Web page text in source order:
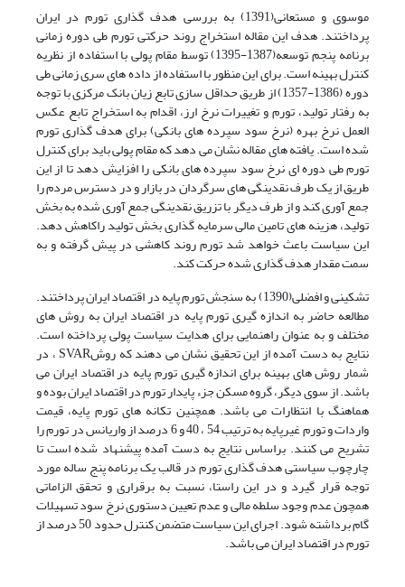
موسوی و مستعانی(1391) به بررسی هدف گذاری تورم در ایران
پرداختند. هدف این مقاله استخراج روند حرکتی تورم طی دوره زمانی
برنامه پنجم توسعه(1387-1395) توسط مقام پولی با استفاده از نظریه
کنترل بهینه است. برای این منظور با استفاده از داده های سری زمانی طی
دوره (1386-1357) از طریق حداقل سازی تابع زیان بانک مرکزی با توجه
به رفتار تولید، تورم و تغییرات نرخ ارز، اقدام به استخراج تابع عکس
العمل نرخ بهره (نرخ سود سپرده های بانکی) برای هدف گذاری تورم
شده است. یافته های مقاله نشان می دهد که مقام پولی باید برای کنترل
تورم طی دوره ای نرخ سود سپرده های بانکی را افزایش دهد تا از این
طریق از یک طرف نقدینگی های سرگردان در بازار و در دسترس مردم را
جمع آوری کند و از طرف دیگر با تزریق نقدینگی جمع آوری شده به بخش
تولید، هزینه های تامین مالی سرمایه گذاری بخش تولید راکاهش دهد.
این سیاست باعث خواهد شد تورم روند کاهشی در پیش گرفته و به
سمت مقدار هدف گذاری شده حرکت کند.
تشکینی و افضلی(1390) به سنجش تورم پایه در اقتصاد ایران پرداختند.
مطالعه حاضر به اندازه گیری تورم پایه در اقتصاد ایران به روش های
مختلف و به عنوان راهنمایی برای هدایت سیاست پولی پرداخته است.
نتایج به دست آمده از این تحقیق نشان می دهند که روشSVAR ، در
شمار روش های بهینه برای اندازه گیری تورم پایه در اقتصاد ایران می
باشد. از سوی دیگر، گروه مسکن جزء پایدار تورم در اقتصاد ایران بوده و
هماهنگ با انتظارات می باشد. همچنین تکانه های تورم پایه، قیمت
واردات و تورم غیرپایه به ترتیب 54 ، 40 و 6 درصد از واریانس در تورم را
تشریح می کنند. براساس نتایج به دست آمده پیشنهاد شده است تا
چارچوب سیاستی هدف گذاری تورم در قالب یک برنامه پنج ساله مورد
توجه قرار گیرد و در این راستا، نسبت به برقراری و تحقق الزاماتی
همچون عدم وجود سلطه مالی و عدم تعیین دستوری نرخ سود تسهیلات
گام برداشته شود. اجرای این سیاست متضمن کنترل حدود 50 درصد از
تورم در اقتصاد ایران می باشد.